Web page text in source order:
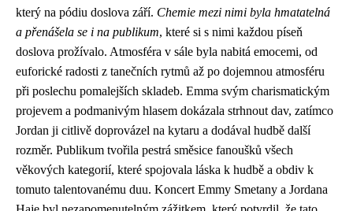
který na pódiu doslova září. Chemie mezi nimi byla hmatatelná
a přenášela se i na publikum, které si s nimi každou píseň
doslova prožívalo. Atmosféra v sále byla nabitá emocemi, od
euforické radosti z tanečních rytmů až po dojemnou atmosféru
při poslechu pomalejších skladeb. Emma svým charismatickým
projevem a podmanivým hlasem dokázala strhnout dav, zatímco
Jordan ji citlivě doprovázel na kytaru a dodával hudbě další
rozměr. Publikum tvořila pestrá směsice fanoušků všech
věkových kategorií, které spojovala láska k hudbě a obdiv k
tomuto talentovanému duu. Koncert Emmy Smetany a Jordana